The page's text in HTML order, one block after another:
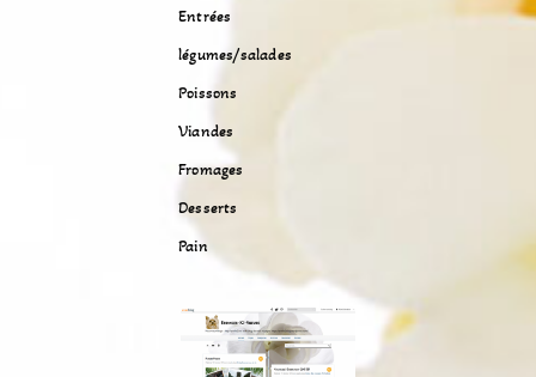
Entrées
légumes/salades
Poissons
Viandes
Fromages
Desserts
Pain